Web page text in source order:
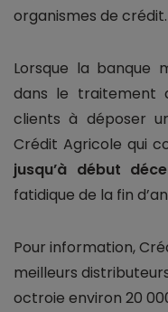
organismes de crédit.
Lorsque la banque
dans le traitement
clients à déposer
Crédit Agricole qui
jusqu’à début
fatidique de la fin
Pour information,
meilleurs
octroie environ 20